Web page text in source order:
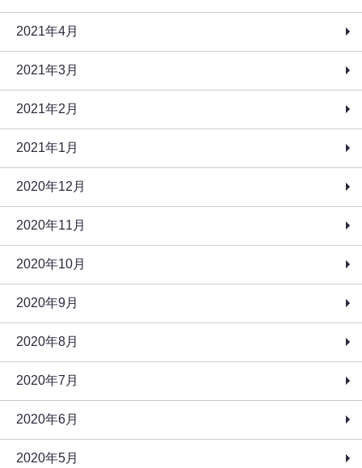
2021年4月
2021年3月
2021年2月
2021年1月
2020年12月
2020年11月
2020年10月
2020年9月
2020年8月
2020年7月
2020年6月
2020年5月